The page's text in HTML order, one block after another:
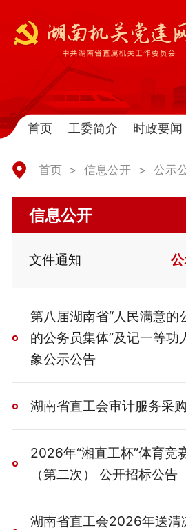
首页 工委简介 时政要闻
首页 > 信息公开 > 公示
信息公开
文件通知
第八届湖南省“人民满意的
的公务员集体”及记一等功
象公示公告
湖南省直工会审计服务采
2026年“湘直工杯”体育竞
（第二次） 公开招标公告
湖南省直工会2026年送清